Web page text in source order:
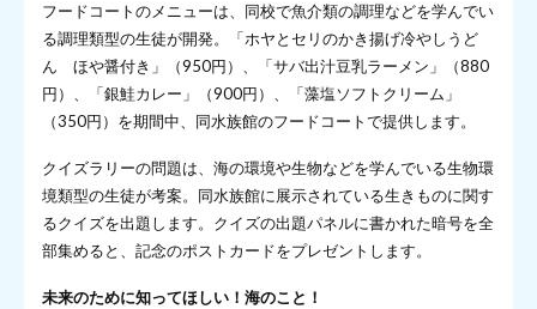
フードコートのメニューは、同校で魚介類の調理などを学んでい
る調理類型の生徒が開発。「ホヤとセリのかき揚げ冷やしうど
ん ほや醤付き」（950円）、「サバ出汁豆乳ラーメン」（880
円）、「銀鮭カレー」（900円）、「藻塩ソフトクリーム」
（350円）を期間中、同水族館のフードコートで提供します。
クイズラリーの問題は、海の環境や生物などを学んでいる生物環
境類型の生徒が考案。同水族館に展示されている生きものに関す
るクイズを出題します。クイズの出題パネルに書かれた暗号を全
部集めると、記念のポストカードをプレゼントします。
未来のために知ってほしい！海のこと！